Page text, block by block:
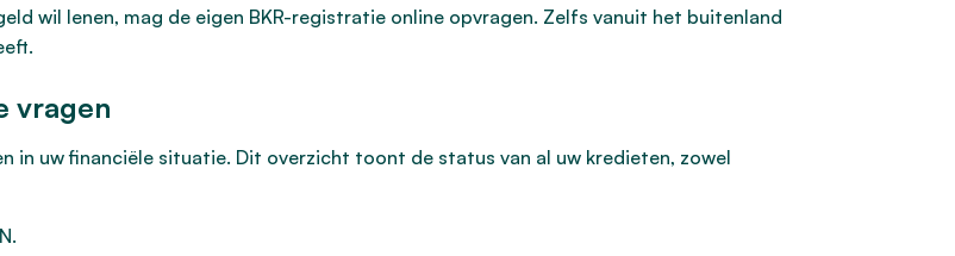
wil lenen, mag de eigen BKR-registratie online opvragen. Zelfs vanuit het buitenland
vragen
in uw financiële situatie. Dit overzicht toont de status van al uw kredieten, zowel